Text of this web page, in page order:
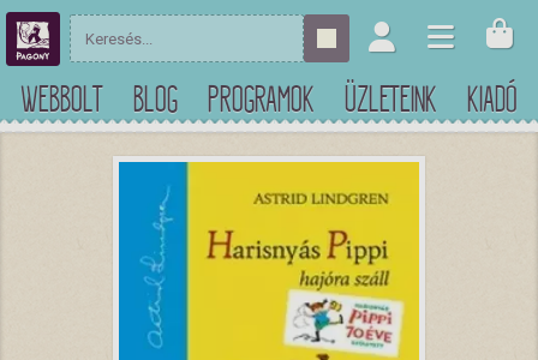
WEBBOLT BLOG PROGRAMOK ÜZLETEINK KIADÓ